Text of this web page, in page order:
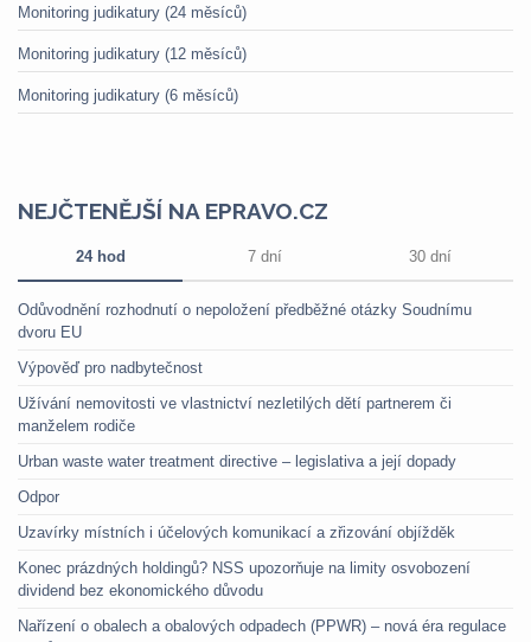
Monitoring judikatury (24 měsíců)
Monitoring judikatury (12 měsíců)
Monitoring judikatury (6 měsíců)
NEJČTENĚJŠÍ NA EPRAVO.CZ
24 hod 7 dní 30 dní
Odůvodnění rozhodnutí o nepoložení předběžné otázky Soudnímu
dvoru EU
Výpověď pro nadbytečnost
Užívání nemovitosti ve vlastnictví nezletilých dětí partnerem či
manželem rodiče
Urban waste water treatment directive – legislativa a její dopady
Odpor
Uzavírky místních i účelových komunikací a zřizování objížděk
Konec prázdných holdingů? NSS upozorňuje na limity osvobození
dividend bez ekonomického důvodu
Nařízení o obalech a obalových odpadech (PPWR) – nová éra regulace